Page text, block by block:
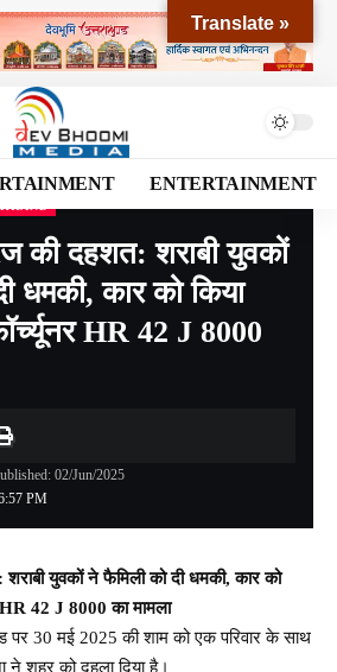
ENTERTAINMENT
NATIONAL>UTTARAKHAND>DEHRADUN>
की दहशत: शराबी युवकों
धमकी, कार को किया
HR 42 J 8000
PM
02/Jun/2025
युवकों ने फैमिली को दी धमकी, कार को
HR 42 J 8000 का मामला
पर 30 मई 2025 की शाम को एक परिवार के साथ
ने शहर को दहला दिया है।
Translate »